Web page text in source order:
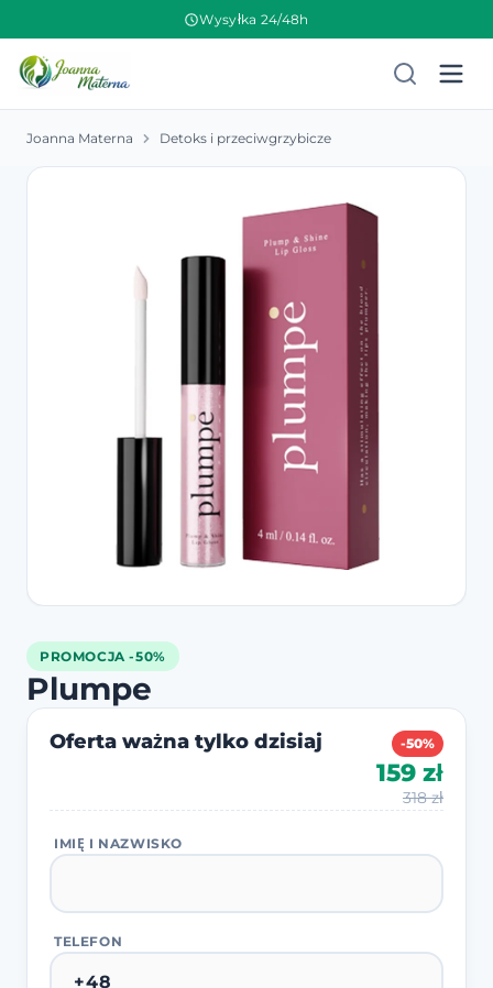
Wysyłka 24/48h
Joanna Materna Detoks i przeciwgrzybicze
PROMOCJA -50%
Plumpe
Oferta ważna tylko dzisiaj -50%
159 zł
318 zł
IMIĘ I NAZWISKO
TELEFON